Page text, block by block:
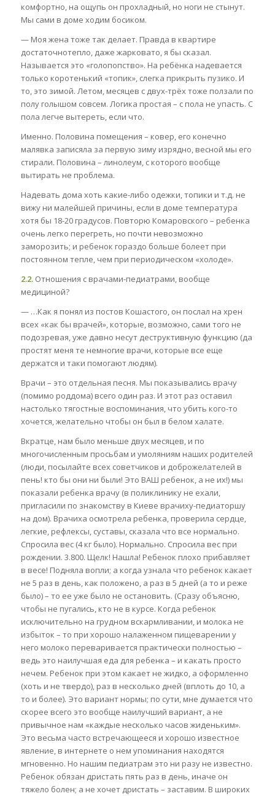
комфортно, на ощупь он прохладный, но ноги не стынут.
Мы сами в доме ходим босиком.
— Моя жена тоже так делает. Правда в квартире
достаточнотепло, даже жарковато, я бы сказал.
Называется это «голопопство». На ребёнка надевается
только коротенький «топик», слегка прикрыть пузико. И
то, это зимой. Летом, месяцев с двух-трёх тоже ползали по
полу голышом совсем. Логика простая – с пола не упасть. С
пола легче вытереть, если что.
Именно. Половина помещения – ковер, его конечно
малявка записяла за первую зиму изрядно, весной мы его
стирали. Половина – линолеум, с которого вообще
вытирать не проблема.
Надевать дома хоть какие-либо одежки, топики и т.д. не
вижу ни малейшей причины, если в доме температура
хотя бы 18-20 градусов. Повторю Комаровского – ребенка
очень легко перегреть, но почти невозможно
заморозить; и ребенок гораздо больше болеет при
постоянном тепле, чем при периодическом «холоде».
2.2.Отношения с врачами-педиатрами, вообще
медициной?
— …Как я понял из постов Кошастого, он послал на хрен
всех «как бы врачей», которые, возможно, сами того не
подозревая, уже давно несут деструктивную функцию (да
простят меня те немногие врачи, которые все еще
держатся и таки помогают людям).
Врачи – это отдельная песня. Мы показывались врачу
(помимо роддома) всего один раз. И этот раз оставил
настолько тягостные воспоминания, что убить кого-то
хочется, желательно чтобы он был в белом халате.
Вкратце, нам было меньше двух месяцев, и по
многочисленным просьбам и умоляниям наших родителей
(люди, посылайте всех советчиков и доброжелателей в
пень! кто бы они ни были! Это ВАШ ребенок, а не их!) мы
показали ребенка врачу (в поликлинику не ехали,
пригласили по знакомству в Киеве врачиху-педиаторшу
на дом). Врачиха осмотрела ребенка, проверила сердце,
легкие, рефлексы, суставы, сказала что все нормально.
Спросила вес (4 кг было). Нормально. Спросила вес при
рождении. 3.800. Щелк! Нашла! Ребенок плохо прибавляет
в весе! Подняла вопли; а когда узнала что ребенок какает
не 5 раз в день, как положено, а раз в 5 дней (а то и реже
было) – то ее уже было не остановить. (Сразу объясню,
чтобы не пугались, кто не в курсе. Когда ребенок
исключительно на грудном вскармливании, и молока не
избыток – то при хорошо налаженном пищеварении у
него молоко переваривается практически полностью –
ведь это наилучшая еда для ребенка – и какать просто
нечем. Ребенок при этом какает не жидко, а оформленно
(хоть и не твердо), раз в несколько дней (вплоть до 10, а
то и более). Это вариант нормы; по сути, мне думается что
скорее всего это вообще наилучший вариант, а не
привычное нам «каждые несколько часов жиденьким».
Это весьма часто встречающееся и хорошо известное
явление, в интернете о нем упоминания находятся
мгновенно. Но нашим педиатрам это ни разу не известно.
Ребенок обязан дристать пять раз в день, иначе он
тяжело болен; а не хочет дристать – заставим. В широких